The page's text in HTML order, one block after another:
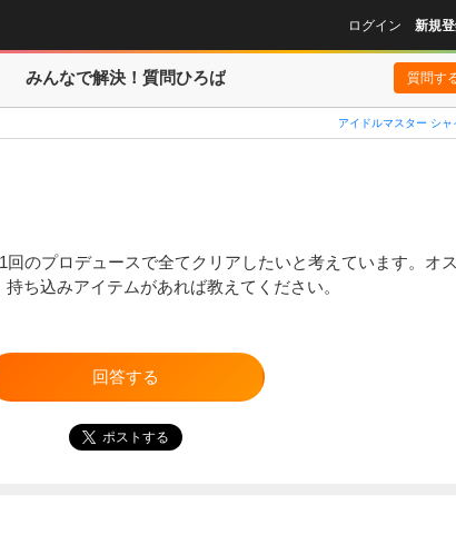
ログイン 新規登
みんなで解決！ 質問ひろば 質問す
アイドルマスター シ
のプロデュースで全てクリアしたいと考えています。オ
ち込みアイテムがあれば教えてください。
回答する
ポストする